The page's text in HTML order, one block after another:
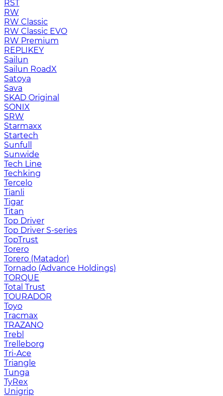
RST
RW
RW Classic
RW Classic EVO
RW Premium
RЕPLIKEY
Sailun
Sailun RoadX
Satoya
Sava
SKAD Original
SONIX
SRW
Starmaxx
Startech
Sunfull
Sunwide
Tech Line
Techking
Tercelo
Tianli
Tigar
Titan
Top Driver
Top Driver S-series
TopTrust
Torero
Torero (Matador)
Tornado (Advance Holdings)
TORQUE
Total Trust
TOURADOR
Toyo
Tracmax
TRAZANO
Trebl
Trelleborg
Tri-Ace
Triangle
Tunga
TyRex
Unigrip